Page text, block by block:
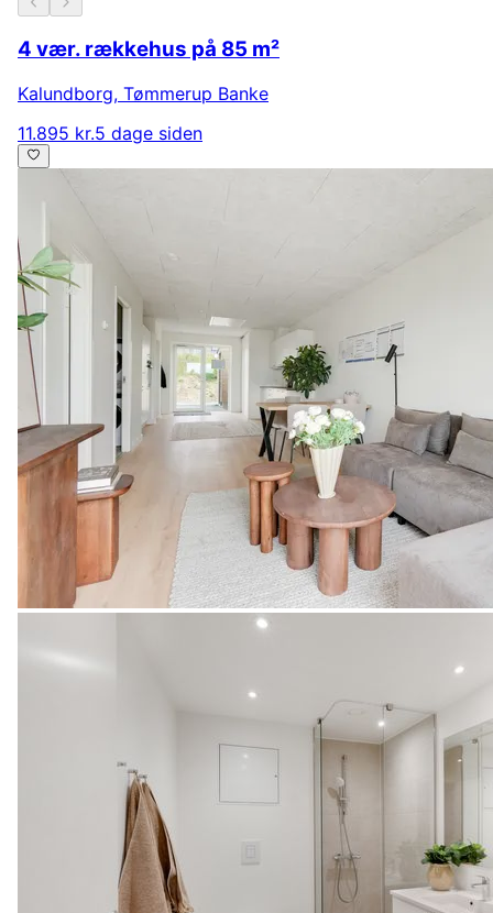
4 vær. rækkehus på 85 m²
Kalundborg, Tømmerup Banke
11.895 kr.5 dage siden